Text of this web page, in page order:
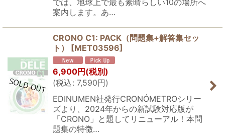
では、地球上で最も素晴らしい10の場所へ
案内します。あ…
CRONO C1: PACK（問題集+解答集セッ
ト）
[MET03596]
6,900円 (税別)
(税込: 7,590円)
EDINUMEN社発行CRONÓMETROシリー
ズより、2024年からの新試験対応版が
「CRONO」と題してリニューアル！本問
題集の特徴…